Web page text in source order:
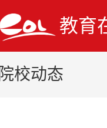
教育
院校动态